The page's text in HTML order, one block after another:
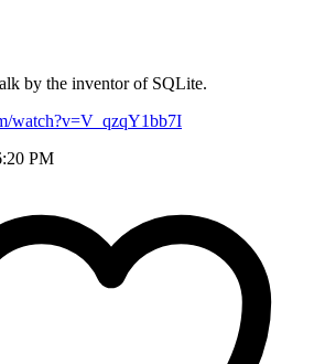
by the inventor of SQLite.
watch?v=V_qzqY1bb7I
PM